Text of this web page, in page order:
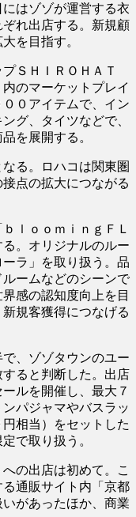
はゾゾが運営する衣
れ出店する。新規顧
を目指す。
ＳＨＩＲＯＨＡＴ
のマーケットプレイ
０アイテムで、イン
グ、タイツなどで、
を展開する。
る。ロハコは関東圏
点の拡大につながる
ｌｏｏｍｉｎｇＦＬ
。オリジナルのルー
ラ」を取り扱う。品
ームなどのシーンで
感の認知度向上を目
規客獲得につなげる
、ゾゾタウンのユー
ると判断した。出店
ルを開催し、最大７
パジャマやバスラッ
相当）をセットした
で取り扱う。
の出店は初めて。こ
通販サイト内「京都
があったほか、商業